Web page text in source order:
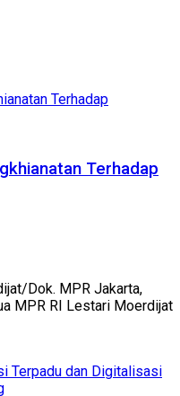
Terhadap
Dok. MPR Jakarta,
MPR RI Lestari Moerdijat